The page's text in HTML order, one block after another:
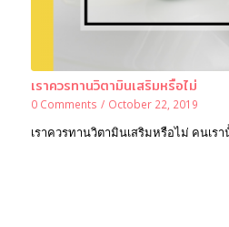
เราควรทานวิตามินเสริมหรือไม่
0 Comments / October 22, 2019
เราควรทานวิตามินเสริมหรือไม่ คนเ